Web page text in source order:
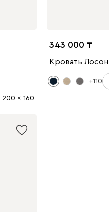
200 x 160
343 000
Кровать
+110